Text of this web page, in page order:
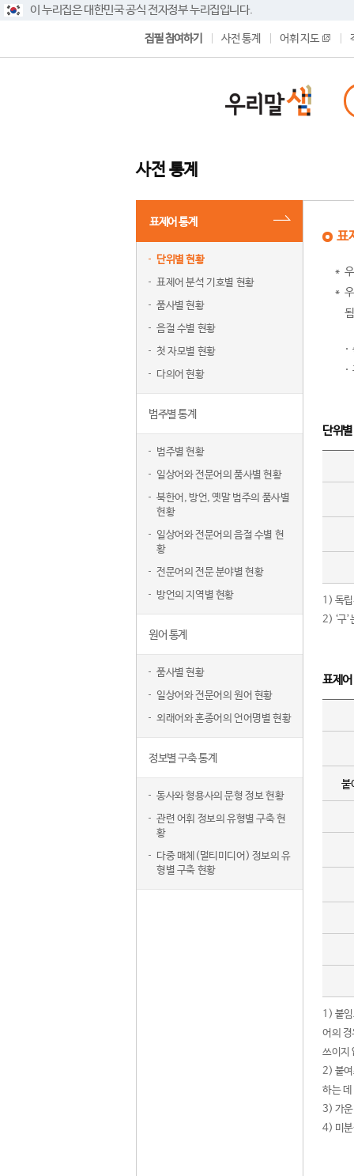
이 누리집은 대한민국 공식 전자정부 누리집입니다.
집필 참여하기 사전 통계 어휘 지도
사전 통계
표제어 통계
단위별 현황
표제어 분석 기호별 현황
품사별 현황
음절 수별 현황
첫 자모별 현황
다의어 현황
범주별 통계
범주별 현황
일상어와 전문어의 품사별 현황
북한어, 방언, 옛말 범주의 품사별
현황
일상어와 전문어의 음절 수별 현
황
전문어의 전문 분야별 현황
방언의 지역별 현황
원어 통계
품사별 현황
일상어와 전문어의 원어 현황
외래어와 혼종어의 언어명별 현황
정보별 구축 통계
동사와 형용사의 문형 정보 현황
관련 어휘 정보의 유형별 구축 현
황
다중 매체(멀티미디어) 정보의 유
형별 구축 현황
표
단위
1) 독립
2) ‘구
표제
붙
1) 붙
어의
쓰이지
2) 붙여
하는
3) 가운
4) 미분